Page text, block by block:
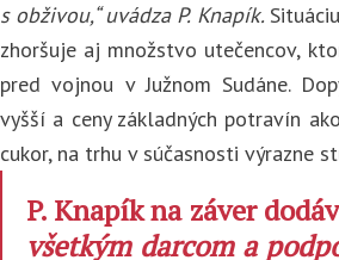
s obživou,“ uvádza P. Knapík.
zhoršuje aj množstvo utečencov,
pred vojnou v Južnom Sudáne.
vyšší a ceny základných potravín
cukor, na trhu v súčasnosti výrazne
P. Knapík na záver
všetkým darcom a